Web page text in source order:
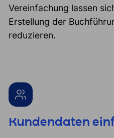
Vereinfachung lassen
Erstellung der
reduzieren.
Kundendaten